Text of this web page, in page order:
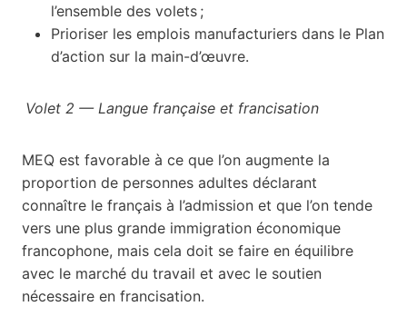
l’ensemble des volets ;
Prioriser les emplois manufacturiers dans le Plan
d’action sur la main-d’œuvre.
Volet 2 —Langue française et francisation
MEQ est favorable à ce que l’on augmente la
proportion de personnes adultes déclarant
connaître le français à l’admission et que l’on tende
vers une plus grande immigration économique
francophone, mais cela doit se faire en équilibre
avec le marché du travail et avec le soutien
nécessaire en francisation.